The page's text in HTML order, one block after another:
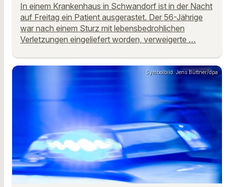
In einem Krankenhaus in Schwandorf ist in der Nacht
auf Freitag ein Patient ausgerastet. Der 56-Jährige
war nach einem Sturz mit lebensbedrohlichen
Verletzungen eingeliefert worden, verweigerte …
Symbolbild: Jens Büttner/dpa